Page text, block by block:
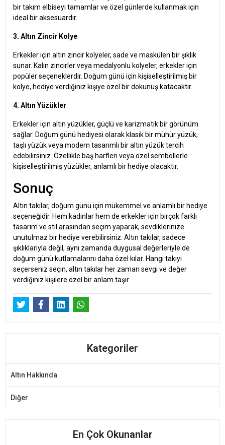
bir takım elbiseyi tamamlar ve özel günlerde kullanmak için
ideal bir aksesuardır.
3. Altın Zincir Kolye
Erkekler için altın zincir kolyeler, sade ve maskülen bir şıklık
sunar. Kalın zincirler veya medalyonlu kolyeler, erkekler için
popüler seçeneklerdir. Doğum günü için kişiselleştirilmiş bir
kolye, hediye verdiğiniz kişiye özel bir dokunuş katacaktır.
4. Altın Yüzükler
Erkekler için altın yüzükler, güçlü ve karizmatik bir görünüm
sağlar. Doğum günü hediyesi olarak klasik bir mühür yüzük,
taşlı yüzük veya modern tasarımlı bir altın yüzük tercih
edebilirsiniz. Özellikle baş harfleri veya özel sembollerle
kişiselleştirilmiş yüzükler, anlamlı bir hediye olacaktır.
Sonuç
Altın takılar, doğum günü için mükemmel ve anlamlı bir hediye
seçeneğidir. Hem kadınlar hem de erkekler için birçok farklı
tasarım ve stil arasından seçim yaparak, sevdiklerinize
unutulmaz bir hediye verebilirsiniz. Altın takılar, sadece
şıklıklarıyla değil, aynı zamanda duygusal değerleriyle de
doğum günü kutlamalarını daha özel kılar. Hangi takıyı
seçerseniz seçin, altın takılar her zaman sevgi ve değer
verdiğiniz kişilere özel bir anlam taşır.
Kategoriler
Altın Hakkında
Diğer
En Çok Okunanlar